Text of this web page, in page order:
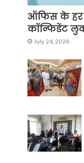
ऑफिस के हर
कॉन्फिडेंट
July 24, 2026